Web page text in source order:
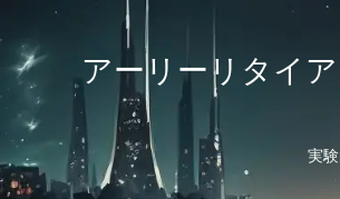
アーリーリタイ
実